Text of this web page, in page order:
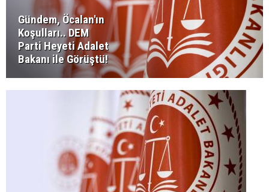
Gündem, Öcalan'ın
Koşulları.. DEM
Parti Heyeti Adalet
Bakanı ile Görüştü!